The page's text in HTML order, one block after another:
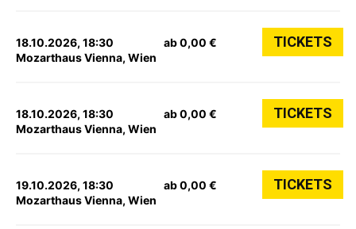
18.10.2026, 18:30
Mozarthaus Vienna, Wien
ab 0,00 € TICKETS
18.10.2026, 18:30
Mozarthaus Vienna, Wien
ab 0,00 € TICKETS
19.10.2026, 18:30
Mozarthaus Vienna, Wien
ab 0,00 € TICKETS